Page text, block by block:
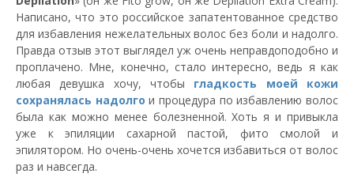
Написано, что это российское запатентованное средство
для избавления нежелательных волос без боли и надолго.
Правда отзыв этот выглядел уж очень неправдоподобно и
проплачено. Мне, конечно, стало интересно, ведь я как
любая девушка хочу, чтобы гладкость моей кожи
сохранялась надолго и процедура по избавлению волос
была как можно менее болезненной. Хоть я и привыкла
уже к эпиляции сахарной пастой, фито смолой и
эпилятором. Но очень-очень хочется избавиться от волос
раз и навсегда.